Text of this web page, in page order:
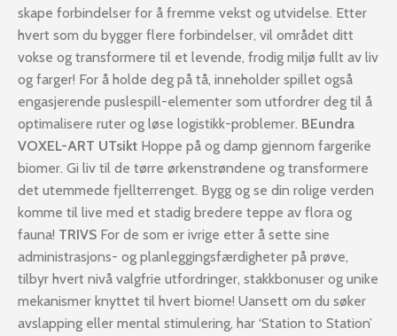
skape forbindelser for å fremme vekst og utvidelse. Etter
hvert som du bygger flere forbindelser, vil området ditt
vokse og transformere til et levende, frodig miljø fullt av liv
og farger! For å holde deg på tå, inneholder spillet også
engasjerende puslespill-elementer som utfordrer deg til å
optimalisere ruter og løse logistikk-problemer. BEundra
VOXEL-ART UTsikt Hoppe på og damp gjennom fargerike
biomer. Gi liv til de tørre ørkenstrøndene og transformere
det utemmede fjellterrenget. Bygg og se din rolige verden
komme til live med et stadig bredere teppe av flora og
fauna! TRIVS For de som er ivrige etter å sette sine
administrasjons- og planleggingsfærdigheter på prøve,
tilbyr hvert nivå valgfrie utfordringer, stakkbonuser og unike
mekanismer knyttet til hvert biome! Uansett om du søker
avslapping eller mental stimulering, har ‘Station to Station’